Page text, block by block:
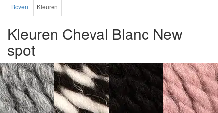
Boven Kleuren
Kleuren Cheval Blanc New
spot